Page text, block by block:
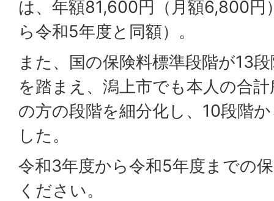
は、年額81,600円（月額6,800円
ら令和5年度と同額）。
また、国の保険料標準段階が13
を踏まえ、潟上市でも本人の合
の方の段階を細分化し、10段階
した。
令和3年度から令和5年度までの
ください。